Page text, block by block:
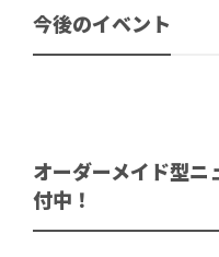
今後のイベント
オーダーメイド型ニ
付中！